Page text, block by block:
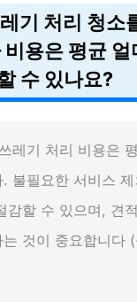
기 처리 청소
용은 평균 얼
수 있나요?
레기 처리 비용은
불필요한 서비스
감할 수 있으며, 견
것이 중요합니다